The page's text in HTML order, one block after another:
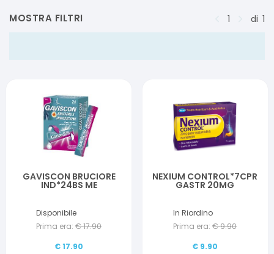
MOSTRA FILTRI 1 di 1
GAVISCON BRUCIORE
IND*24BS ME
Disponibile
Prima era: €17.90
€17.90
NEXIUM CONTROL*7CPR
GASTR 20MG
In Riordino
Prima era: €9.90
€ 9.90